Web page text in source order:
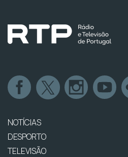
NOTÍCIAS
DESPORTO
TELEVISÃO